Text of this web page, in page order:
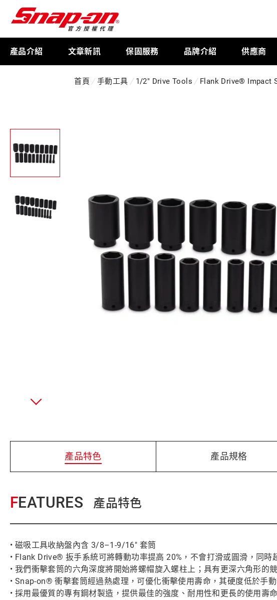
產品介紹
航太專用工具
美國藍點 Blue-Point
文章新訊 保固服務 品牌介紹 供應商
首頁 手動工具 1/2" Drive Tools Flank Drive® Impact
產品特色 產品規格
FEATURES 產品特色
• 磁吸工具收納盤內含 3/8–1-9/16" 套筒
• Flank Drive® 扳手系統可將轉動功率提高 20%，不會打滑或圓滑，同時
• 我們衝擊套筒的六角深度將開始將螺帽旋入螺柱上；具有更深六角形的
• Snap-on® 衝擊套筒經過熱處理，可優化衝擊使用壽命，其硬度低於手
• 採用最優質的專有鋼材製造，提供最佳的強度、耐用性和更長的使用壽命